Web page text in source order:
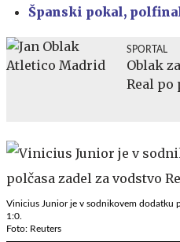
Španski pokal, p
SPORTAL
Oblak
Real po
Vinicius Junior je v sodnikovem dodatku
1:0.
Foto: Reuters